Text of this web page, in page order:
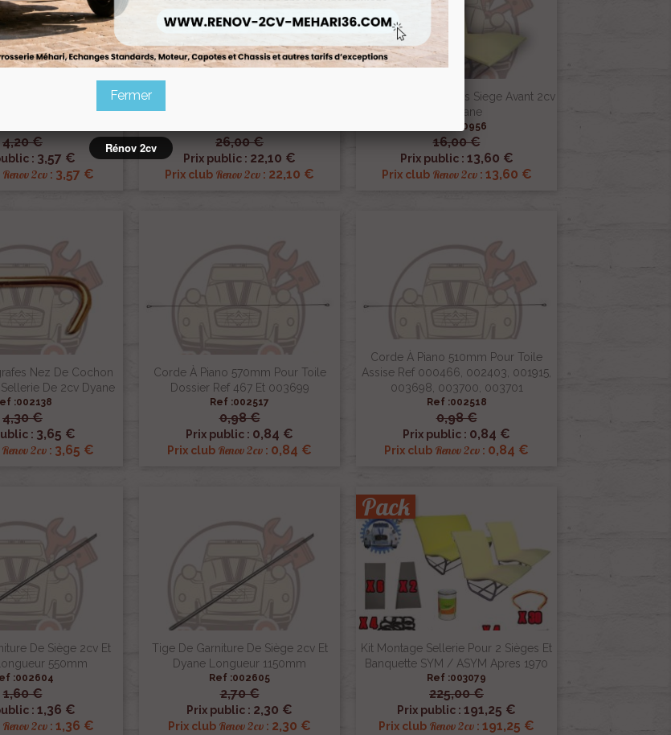
En Jute Pour Sièges
2cv Dyane Acadiane
4,20 €
: 3,57 €
Renov 2cv: 3,57 €
rapide
Ensemble 2 Mousses Banquette Avant
26,00 €
Prix public : 22,10 €
Prix club Renov 2cv : 22,10 €
 Aperçu rapide
Ensemble 2 Mousses Siege Avant 2cv
Ou Dyane
Ref :000956
16,00 €
Prix public : 13,60 €
Prix club Renov 2cv: 13,60 €
 Aperçu rapide
Nez De Cochon
De 2cv Dyane
:002138
4,30 €
: 3,65 €
Renov 2cv : 3,65 €
rapide
Corde À Piano 570mm Pour Toile
Dossier Ref 467 Et 003699
Ref :002517
0,98 €
Prix public : 0,84 €
Prix club Renov 2cv : 0,84 €
 Aperçu rapide
Corde À Piano 510mm Pour Toile
Assise Ref 000466, 002403, 001915,
003698, 003700, 003701
Ref :002518
0,98 €
Prix public : 0,84 €
Prix club Renov 2cv : 0,84 €
 Aperçu rapide
De Siège 2cv Et
550mm
:002604
1,60 €
: 1,36 €
Renov 2cv: 1,36 €
rapide
Tige De Garniture De Siège 2cv Et
Dyane Longueur 1150mm
Ref :002605
2,70 €
Prix public : 2,30 €
Prix club Renov 2cv : 2,30 €
 Aperçu rapide
Kit Montage Sellerie Pour 2 Sièges Et
Banquette SYM / ASYM Apres 1970
Ref :003079
225,00 €
Prix public : 191,25 €
Prix club Renov 2cv : 191,25 €
Pack
 Aperçu rapide
Fermer
Rénov 2cv